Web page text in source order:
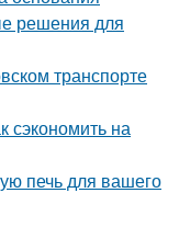
решения для
транспорте
сэкономить на
печь для вашего